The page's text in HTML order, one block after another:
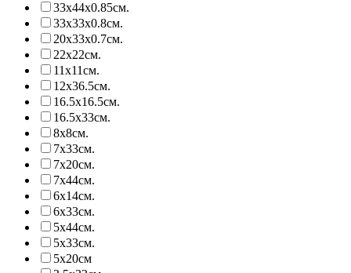
33х44х0.85см.
33х33х0.8см.
20х33х0.7см.
22х22см.
11х11см.
12х36.5см.
16.5х16.5см.
16.5х33см.
8х8см.
7х33см.
7х20см.
7х44см.
6х14см.
6х33см.
5х44см.
5х33см.
5х20см